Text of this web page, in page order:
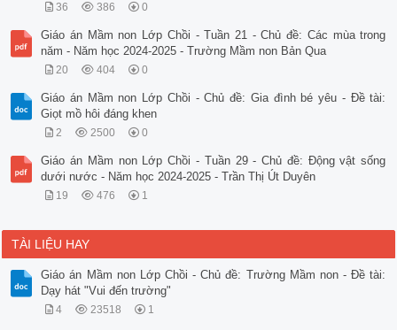
36 386 0
Giáo án Mầm non Lớp Chồi - Tuần 21 - Chủ đề: Các mùa trong
năm - Năm học 2024-2025 - Trường Mầm non Bản Qua
20 404 0
Giáo án Mầm non Lớp Chồi - Chủ đề: Gia đình bé yêu - Đề tài:
Giọt mồ hôi đáng khen
2 2500 0
Giáo án Mầm non Lớp Chồi - Tuần 29 - Chủ đề: Động vật sống
dưới nước - Năm học 2024-2025 - Trần Thị Út Duyên
19 476 1
TÀI LIỆU HAY
Giáo án Mầm non Lớp Chồi - Chủ đề: Trường Mầm non - Đề tài:
Dạy hát "Vui đến trường"
4 23518 1